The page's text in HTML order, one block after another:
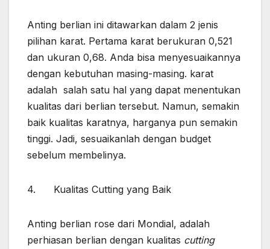
Anting berlian ini ditawarkan dalam 2 jenis
pilihan karat. Pertama karat berukuran 0,521
dan ukuran 0,68. Anda bisa menyesuaikannya
dengan kebutuhan masing-masing. karat
adalah salah satu hal yang dapat menentukan
kualitas dari berlian tersebut. Namun, semakin
baik kualitas karatnya, harganya pun semakin
tinggi. Jadi, sesuaikanlah dengan budget
sebelum membelinya.
4. Kualitas Cutting yang Baik
Anting berlian rose dari Mondial, adalah
perhiasan berlian dengan kualitas cutting